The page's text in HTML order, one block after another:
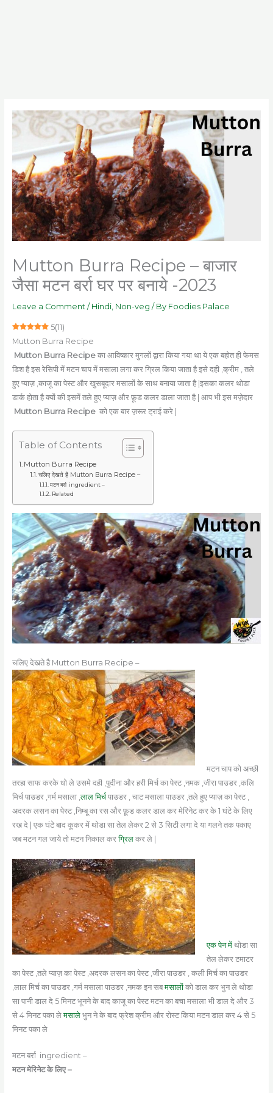
Mutton Burra Recipe – बाजार
जैसा मटन बर्रा घर पर बनाये -2023
Leave a Comment / Hindi, Non-veg / By Foodies Palace
5(11)
Mutton Burra Recipe
Mutton Burra Recipe का आविष्कार मुगलों द्वारा किया गया था ये एक बहोत ही फेमस
डिश है इस रेसिपी में मटन चाप में मसाला लगा कर ग्रिल किया जाता है इसे दही ,क्रीम , तले
हुए प्याज़ ,काजू का पेस्ट और खुसबूदार मसालों के साथ बनाया जाता है |इसका कलर थोडा
डार्क होता है क्यों की इसमें तले हुए प्याज़ और फ़ूड कलर डाला जाता है | आप भी इस मज़ेदार
Mutton Burra Recipe को एक बार ज़रूर ट्राई करे |
Table of Contents
Mutton Burra Recipe
चलिए देखते है Mutton Burra Recipe –
मटन बर्रा ingredient –
Related
चलिए देखते है Mutton Burra Recipe –
मटन चाप को अच्छी
तरहा साफ करके धो ले उसमे दही ,पुदीना और हरी मिर्च का पेस्ट ,नमक ,जीरा पाउडर ,कलि
मिर्च पाउडर ,गर्म मसाला ,लाल मिर्चपाउडर , चाट मसाला पाउडर ,तले हुए प्याज़ का पेस्ट ,
अदरक लसन का पेस्ट ,निम्बू का रस और फ़ूड कलर डाल कर मेरिनेट कर के 1 घंटे के लिए
रख दे | एक घंटे बाद कूकर में थोडा सा तेल लेकर 2 से 3 सिटी लगा दे या गलने तक पकाए
जब मटन गल जाये तो मटन निकाल करग्रिलकर ले |
एक पेन मेंथोडा सा
तेल लेकर टमाटर
का पेस्ट ,तले प्याज़ का पेस्ट ,अदरक लसन का पेस्ट ,जीरा पाउडर , कली मिर्च का पाउडर
,लाल मिर्च का पाउडर ,गर्म मसाला पाउडर ,नमक इन सबमसालोंको डाल कर भुन ले थोडा
सा पानी डाल दे 5 मिनट भूनने के बाद काजू का पेस्ट मटन का बचा मसाला भी डाल दे और 3
से 4 मिनट पका लेमसालेभुन ने के बाद फ्रेश क्रीम और रोस्ट किया मटन डाल कर 4 से 5
मिनट पका ले
मटन बर्रा ingredient –
मटन मेरिनेट के लिए –